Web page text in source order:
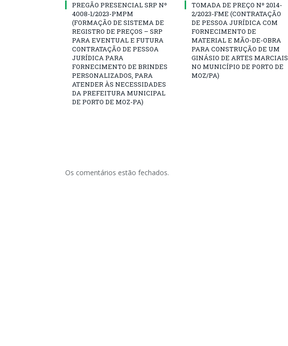
PREGÃO PRESENCIAL SRP Nº
4008-1/2023-PMPM
(FORMAÇÃO DE SISTEMA DE
REGISTRO DE PREÇOS – SRP
PARA EVENTUAL E FUTURA
CONTRATAÇÃO DE PESSOA
JURÍDICA PARA
FORNECIMENTO DE BRINDES
PERSONALIZADOS, PARA
ATENDER ÀS NECESSIDADES
DA PREFEITURA MUNICIPAL
DE PORTO DE MOZ-PA)
TOMADA DE PREÇO Nº 2014-
2/2023-FME (CONTRATAÇÃO
DE PESSOA JURÍDICA COM
FORNECIMENTO DE
MATERIAL E MÃO-DE-OBRA
PARA CONSTRUÇÃO DE UM
GINÁSIO DE ARTES MARCIAIS
NO MUNICÍPIO DE PORTO DE
MOZ/PA)
Os comentários estão fechados.